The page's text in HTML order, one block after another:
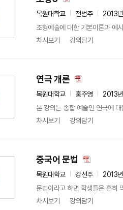
목원대학교 전범주
2013
조형예술에 대한 기본이론과 예
차시보기
강의담기
연극 개론
목원대학교 홍주영
2013
본 강의는 종합 예술인 연극에
차시보기
강의담기
중국어 문법
목원대학교 강선주
2013
문법이라고 하면 학생들은 흔히
차시보기
강의담기